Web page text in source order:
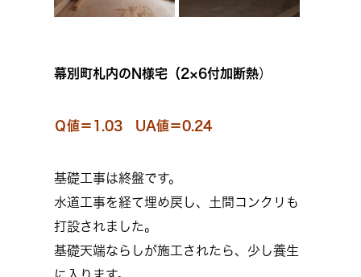
幕別町札内のN様宅（2×6付加断熱）
Ｑ値＝1.03 UA値＝0.24
基礎工事は終盤です。
水道工事を経て埋め戻し、土間コンクリも
打設されました。
基礎天端ならしが施工されたら、少し養生